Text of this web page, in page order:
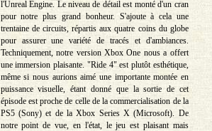
l'Unreal Engine. Le niveau de détail est monté d'un cran
pour notre plus grand bonheur. S'ajoute à cela une
trentaine de circuits, répartis aux quatre coins du globe
pour assurer une variété de tracés et d'ambiances.
Techniquement, notre version Xbox One nous a offert
une immersion plaisante. "Ride 4" est plutôt esthétique,
même si nous aurions aimé une importante montée en
puissance visuelle, étant donné que la sortie de cet
épisode est proche de celle de la commercialisation de la
PS5 (Sony) et de la Xbox Series X (Microsoft). De
notre point de vue, en l'état, le jeu est plaisant mais